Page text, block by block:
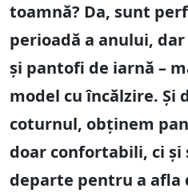
toamnă? Da, sunt
perioadă a anului,
și pantofi de iarnă –
model cu încălzire. Și
coturnul, obținem
doar confortabili, ci
departe pentru a afla